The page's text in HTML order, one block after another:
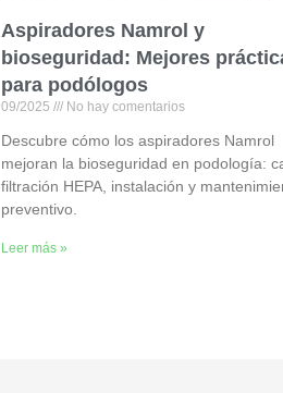
Aspiradores Namrol y
bioseguridad: Mejores
para podólogos
09/2025 No hay comentarios
Descubre cómo los aspiradores Namrol
mejoran la bioseguridad en podología:
filtración HEPA, instalación y
preventivo.
Leer más »